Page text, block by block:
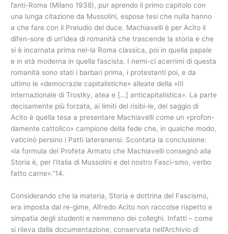
l’anti-Roma (Milano 1938), pur aprendo il primo capitolo con
una lunga citazione da Mussolini, espose tesi che nulla hanno
a che fare con il Preludio del duce. Machiavelli è per Acìto il
difen-sore di un’idea di romanità che trascende la storia e che
si è incarnata prima nel-la Roma classica, poi in quella papale
e in età moderna in quella fascista. I nemi-ci acerrimi di questa
romanità sono stati i barbari prima, i protestanti poi, e da
ultimo le «democrazie capitalistiche» alleate della «III
internazionale di Trostky, atea e […] anticapitalistica». La parte
decisamente più forzata, ai limiti del risibi-le, del saggio di
Acìto è quella tesa a presentare Machiavelli come un «profon-
damente cattolico» campione della fede che, in qualche modo,
vaticinò persino i Patti lateranensi. Scontata la conclusione:
«la formula del Profeta Armato che Machiavelli consegnò alla
Storia è, per l’Italia di Mussolini e del nostro Fasci-smo, verbo
fatto carne».”14.
Considerando che la materia, Storia e dottrina del Fascismo,
era imposta dal re-gime, Alfredo Acìto non raccolse rispetto e
simpatia degli studenti e nemmeno dei colleghi. Infatti – come
si rileva dalla documentazione, conservata nell’Archivio di